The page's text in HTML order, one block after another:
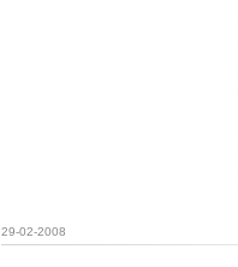
29-02-2008